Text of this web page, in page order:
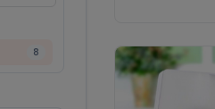
8